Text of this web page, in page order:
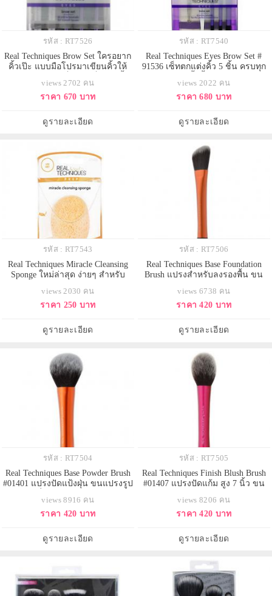
รหัส : RT7526
Real Techniques Brow Set ใครอยาก
คิ้วเป๊ะ แบบมือโปรมาเขียนคิ้วให้
งามๆเพอร์เฟคที่ได้รูปด้วยเซ็ทคิ้วนี้
เลย แปรงทุกชิ้นในเซ็ตที่จะช่วยให้
มาพร้อมกระเป๋าเก็บพกพาหรือใช้
เป็นที่ตากแปร
views 2702 คน
ราคา 670 บาท
ดูรายละเอียด
รหัส : RT7540
Real Techniques Eyes Brow Set #
91536 เซ็ทตกแต่งคิ้ว 5 ชิ้น ครบทุก
แปรงปัดขนคิ้ว และแปรงเขียนคิ้ว 2
แบบในการลงสีคิ้วให้สวยคมเป็น
views 2022 คน
ราคา 680 บาท
ดูรายละเอียด
รหัส : RT7543
Real Techniques Miracle Cleansing
Sponge ใหม่ล่าสุด ง่ายๆ สำหรับ
แนะนำตัวนี้เลยนะคะ หลังจากที่ลอง
เองเนี่ย จะบอกว่า ช่วยลดสิวอุดตัน
โฟมล้างหน้าด้วยค่ะ ฟองน้ำทำความ
สะอาดผิวกาย Mira
views 2030 คน
ราคา 250 บาท
ดูรายละเอียด
รหัส : RT7506
Real Techniques Base Foundation
Brush แปรงสำหรับลงรองพื้น ขน
สามารถลงรองพื้นได้เรียบเนียนยิ่ง
ขึ้น เข้าถึงทุกพื้นที่บนใบหน้า ยก
ด้วยตัวเอง
views 6738 คน
ราคา 420 บาท
ดูรายละเอียด
รหัส : RT7504
Real Techniques Base Powder Brush
#01401 แปรงปัดแป้งฝุ่น ขนแปรงรูป
ใหญ่อลังการ ปัดได้ทั่วหน้าอย่าง
รวดเร็ว มีด้ามจับยาวตั้งได้คะ
Bronzer
views 8916 คน
ราคา 420 บาท
ดูรายละเอียด
รหัส : RT7505
Real Techniques Finish Blush Brush
#01407 แปรงปัดแก้ม สูง 7 นิ้ว ขน
นุ่ม ไม่ระคายเคือง รูปทรงโค้งมน
เข้ากับรูปหน้า ใช้ได้ทั้งปัดบลัชออน
views 8206 คน
ราคา 420 บาท
ดูรายละเอียด